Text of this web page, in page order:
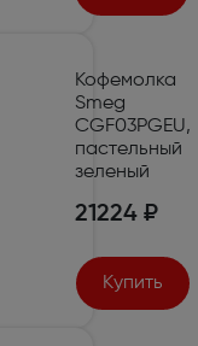
Кофемолка
Smeg
CGF03PGEU,
пастельный
зеленый
21224 ₽
Купить